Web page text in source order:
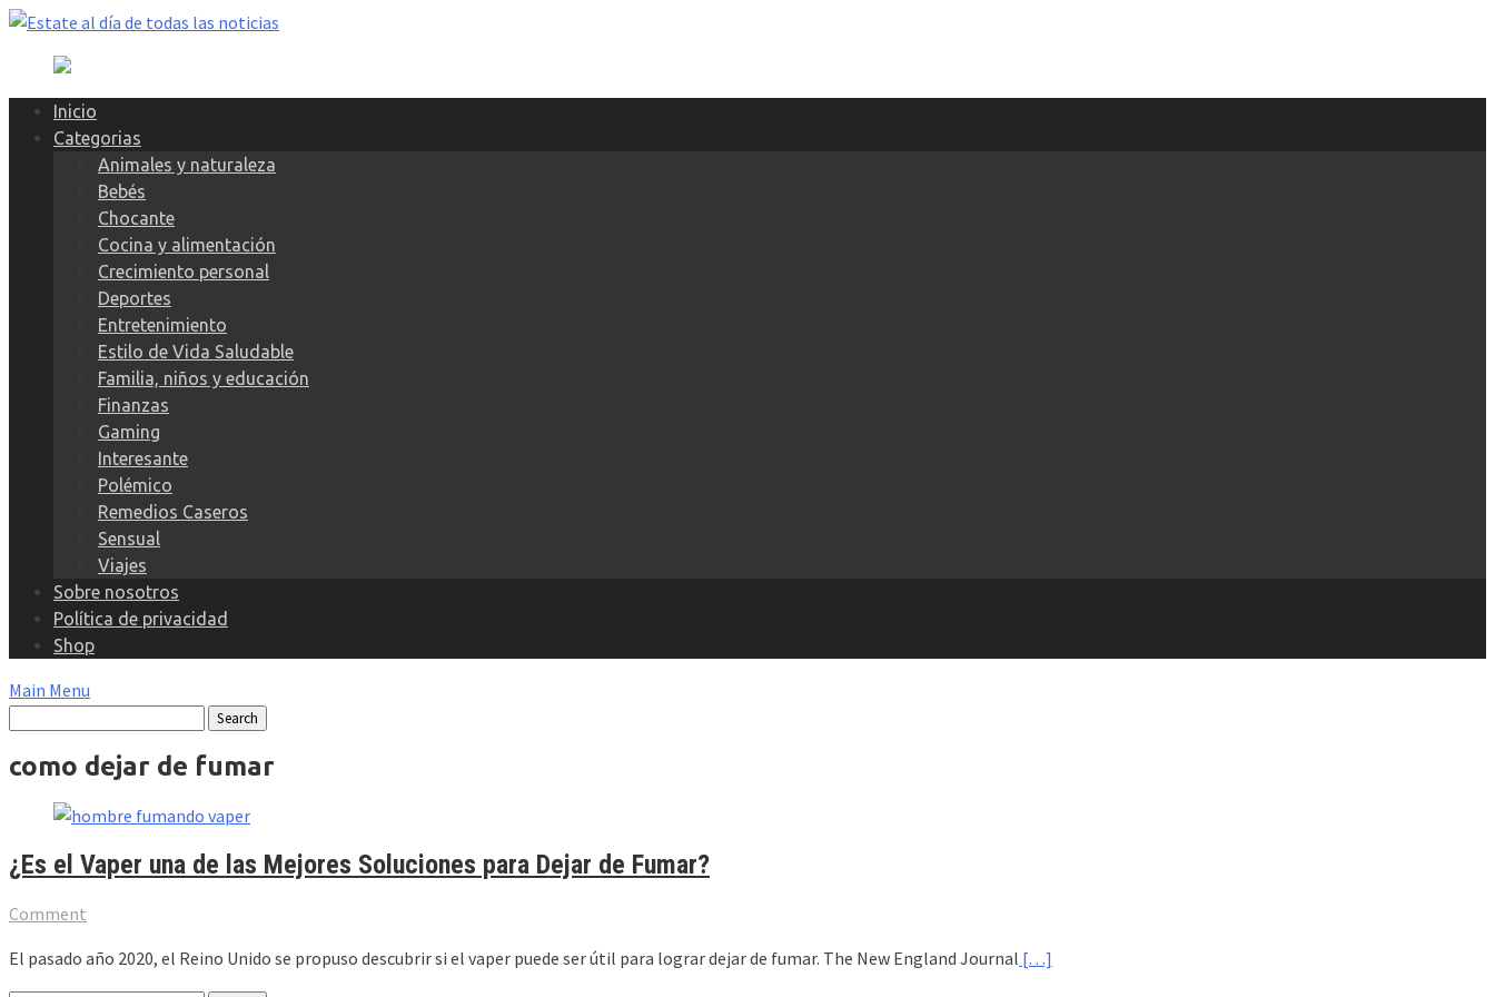
Skip
content
Inicio
Categorias
Animales y naturaleza
Bebés
Chocante
Cocina y alimentación
Crecimiento personal
Deportes
Entretenimiento
Estilo de Vida Saludable
Familia, niños y educación
Finanzas
Gaming
Interesante
Polémico
Remedios Caseros
Sensual
Viajes
Sobre nosotros
Política de privacidad
Shop
Main Menu
como dejar de fumar
¿Es el Vaper una de las Mejores Soluciones para Dejar de Fumar?
Comment
El pasado año 2020, el Reino Unido se propuso descubrir si el vaper puede ser útil para lograr dejar de fumar. The New England Journal […]